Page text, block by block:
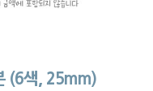
(6색, 25mm)